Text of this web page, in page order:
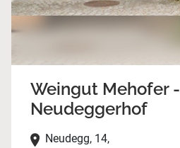
Weingut Mehofer -
Neudeggerhof
Neudegg, 14,